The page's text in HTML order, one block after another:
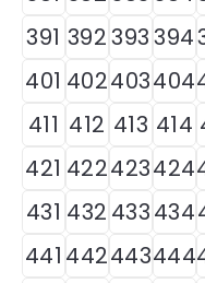
391 392393394
401 402403404
411 412 413 414
421 422423424
431 432 433434
441 442443444